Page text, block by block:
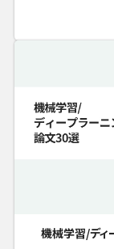
機械学習/ディ